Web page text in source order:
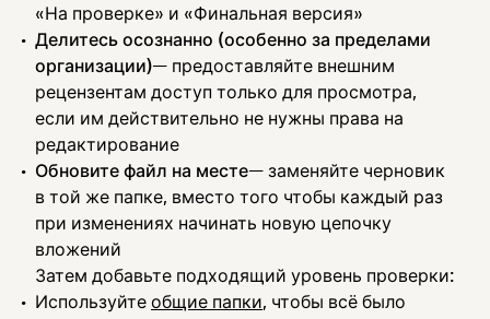
«На проверке» и «Финальная версия»
Делитесь осознанно (особенно за пределами
организации)— предоставляйте внешним
рецензентам доступ только для просмотра,
если им действительно не нужны права на
редактирование
Обновите файл на месте— заменяйте черновик
в той же папке, вместо того чтобы каждый раз
при изменениях начинать новую цепочку
вложений
Затем добавьте подходящий уровень проверки:
Используйте общие папки, чтобы всё было